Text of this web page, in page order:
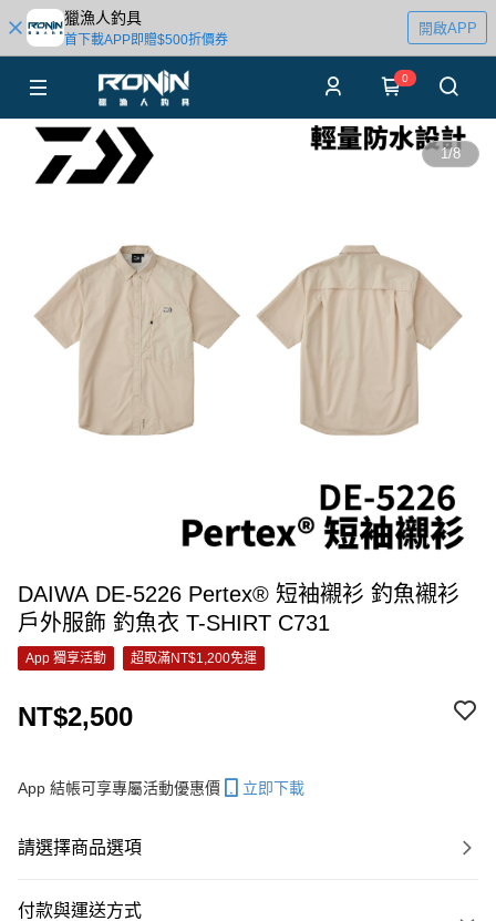
獵漁人釣具
首下載APP即贈$500折價券
開啟APP
0
1/8
DAIWA DE-5226 Pertex® 短袖襯衫 釣魚襯衫
戶外服飾 釣魚衣 T-SHIRT C731
App 獨享活動 超取滿NT$1,200免運
NT$2,500
App 結帳可享專屬活動優惠價 立即下載
請選擇商品選項
付款與運送方式